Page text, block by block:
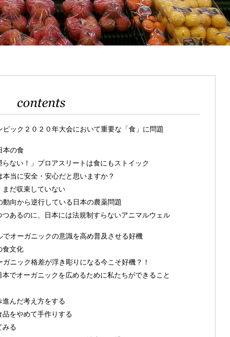
contents
ック２０２０年大会において重要な「食」に問題
本の食
らない！」プロアスリートは食にもストイック
当に安全・安心だと思いますか？
まだ収束していない
向から逆行している日本の農薬問題
あるのに、日本には法規制すらないアニマルウェル
オーガニックの意識を高め普及させる好機
食文化
ニック格差が浮き彫りになる今こそ好機？！
でオーガニックを広めるために私たちができること
んだ考え方をする
をやめて手作りする
みる